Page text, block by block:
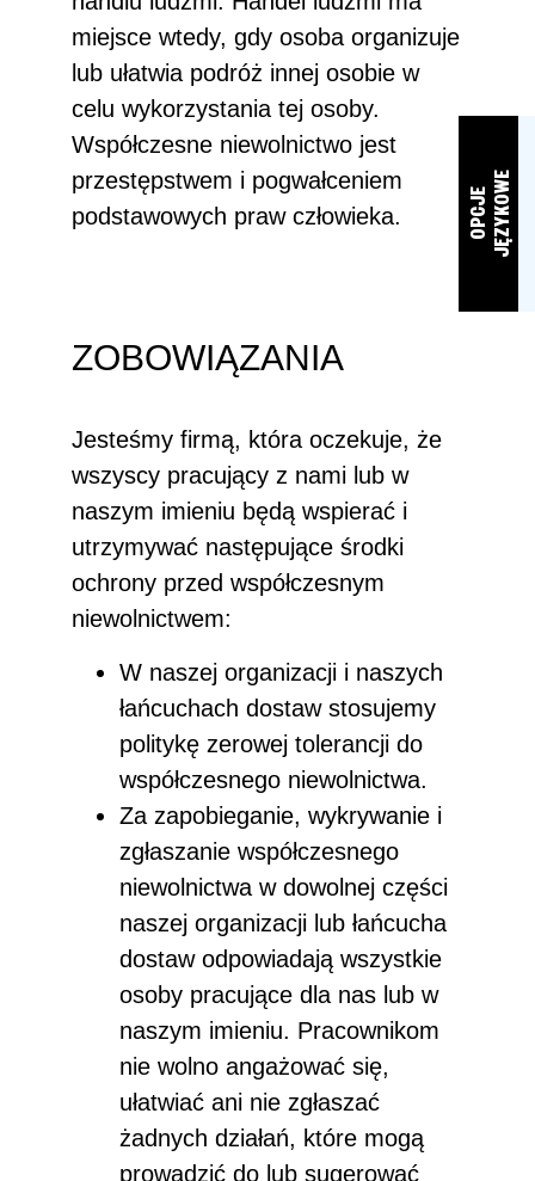
O
P
C
J
E
J
Ę
Z
Y
K
O
WE
miejsce wtedy, gdy osoba organizuje
lub ułatwia podróż innej osobie w
celu wykorzystania tej osoby.
Współczesne niewolnictwo jest
przestępstwem i pogwałceniem
podstawowych praw człowieka.
ZOBOWIĄZANIA
Jesteśmy firmą, która oczekuje, że
wszyscy pracujący z nami lub w
naszym imieniu będą wspierać i
utrzymywać następujące środki
ochrony przed współczesnym
niewolnictwem:
W naszej organizacji i naszych
łańcuchach dostaw stosujemy
politykę zerowej tolerancji do
współczesnego niewolnictwa.
Za zapobieganie, wykrywanie i
zgłaszanie współczesnego
niewolnictwa w dowolnej części
naszej organizacji lub łańcucha
dostaw odpowiadają wszystkie
osoby pracujące dla nas lub w
naszym imieniu. Pracownikom
nie wolno angażować się,
ułatwiać ani nie zgłaszać
żadnych działań, które mogą
prowadzić do lub sugerować